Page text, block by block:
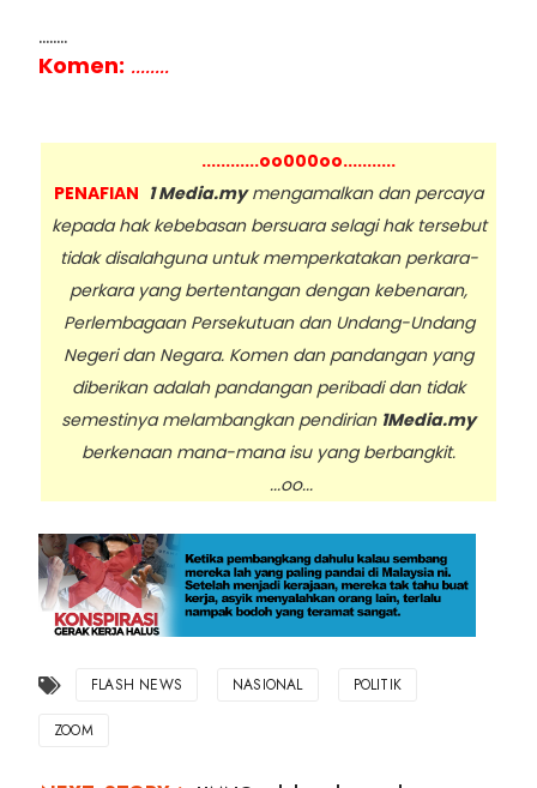
........
Komen: ........
............oo000oo...........
PENAFIAN 1 Media.mymengamalkan dan percaya
kepada hak kebebasan bersuara selagi hak tersebut
tidak disalahguna untuk memperkatakan perkara-
perkara yang bertentangan dengan kebenaran,
Perlembagaan Persekutuan dan Undang-Undang
Negeri dan Negara. Komen dan pandangan yang
diberikan adalah pandangan peribadi dan tidak
semestinya melambangkan pendirian 1Media.my
berkenaan mana-mana isu yang berbangkit.
...oo...
FLASH NEWS NASIONAL POLITIK
ZOOM